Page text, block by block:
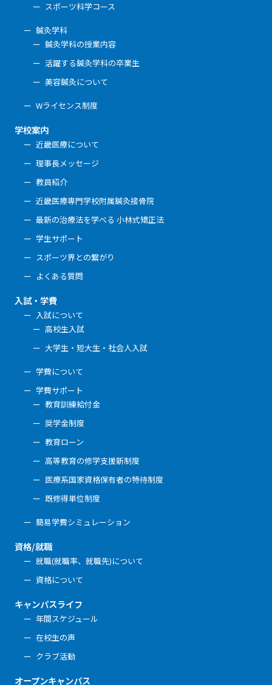
スポーツ科学コース
鍼灸学科
鍼灸学科の授業内容
活躍する鍼灸学科の卒業生
美容鍼灸について
Wライセンス制度
学校案内
近畿医療について
理事長メッセージ
教員紹介
近畿医療専門学校附属鍼灸接骨院
最新の治療法を学べる 小林式矯正法
学生サポート
スポーツ界との繋がり
よくある質問
入試・学費
入試について
高校生入試
大学生・短大生・社会人入試
学費について
学費サポート
教育訓練給付金
奨学金制度
教育ローン
高等教育の修学支援新制度
医療系国家資格保有者の特待制度
既修得単位制度
簡易学費シミュレーション
資格/就職
就職(就職率、就職先)について
資格について
キャンパスライフ
年間スケジュール
在校生の声
クラブ活動
オープンキャンパス